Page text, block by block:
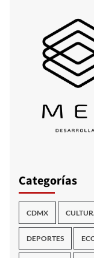
Categorías
CDMX
DEPORTES